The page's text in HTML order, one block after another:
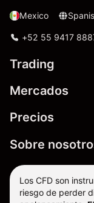
Mexico
+52 55 9417
Trading
Mercados
Precios
Sobre
Los CFD son
riesgo de perder